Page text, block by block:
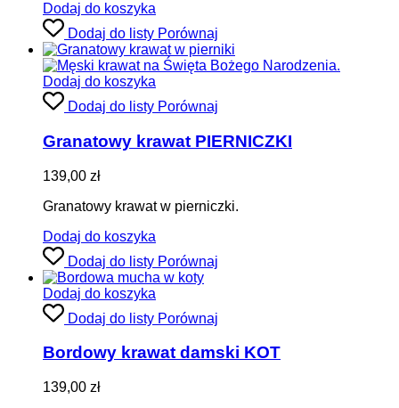
Dodaj do koszyka
Dodaj do listy Porównaj
Dodaj do koszyka
Dodaj do listy Porównaj
Granatowy krawat PIERNICZKI
139,00 zł
Granatowy krawat w pierniczki.
Dodaj do koszyka
Dodaj do listy Porównaj
Dodaj do koszyka
Dodaj do listy Porównaj
Bordowy krawat damski KOT
139,00 zł